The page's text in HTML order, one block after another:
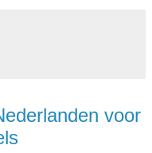
voor